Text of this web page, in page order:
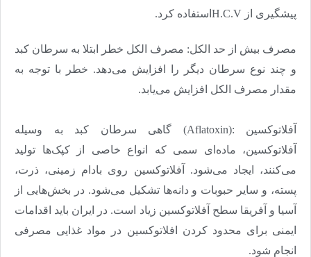
پیشگیری از H.C.V استفاده کرد.
مصرف بیش از حد الکل: مصرف الکل خطر ابتلا به سرطان کبد
و چند نوع سرطان دیگر را افزایش می‌‌‌دهد. خطر با توجه به
مقدار مصرف الکل افزایش می‌‌‌یابد.
آفلاتوکسین (Aflatoxin): گاهی سرطان کبد به وسیله
آفلاتوکسین، ماده‌‌‌ای سمی که انواع خاصی از کپک‌‌‌ها تولید
می‌کنند، ایجاد می‌شود. آفلاتوکسین روی بادام زمینی، ذرت،
پسته، و سایر حبوبات و دانه‌‌‌ها تشکیل می‌‌‌شود. در بخش‌‌‌هایی از
آسیا و آفریقا سطح آفلاتوکسین زیاد است. در ایران باید اقدامات
ایمنی برای محدود کردن افلاتوکسین در مواد غذایی مصرفی
انجام شود.